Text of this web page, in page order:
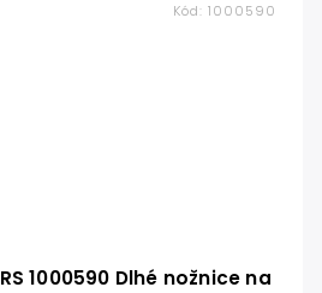
1000590 Dlhé nožnice na
Kód: 1000590